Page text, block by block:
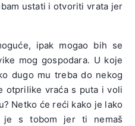
ustati i otvoriti vrata jer
ipak mogao bih se
mog gospodara. U koje
dugo mu treba do nekog
otprilike vraća s puta i voli
Netko će reći kako je lako
je s tobom jer ti nemaš